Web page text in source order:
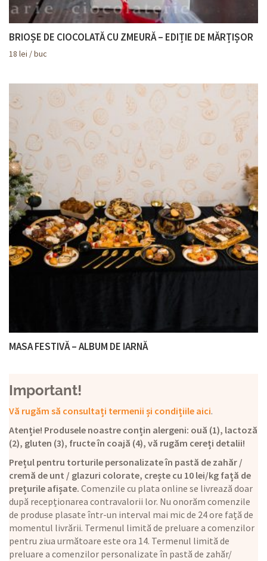
BRIOȘE DE CIOCOLATĂ CU ZMEURĂ – EDIȚIE DE MĂRȚIȘOR
18 lei / buc
MASA FESTIVĂ – ALBUM DE IARNĂ
Important!
Vă rugăm să consultați termenii și condițiile aici.
Atenție! Produsele noastre conțin alergeni: ouă (1), lactoză
(2), gluten (3), fructe în coajă (4), vă rugăm cereți detalii!
Prețul pentru torturile personalizate în pastă de zahăr /
cremă de unt / glazuri colorate, crește cu 10 lei/kg față de
prețurile afișate. Comenzile cu plata online se livrează doar
după recepționarea contravalorii lor. Nu onorăm comenzile
de produse plasate într-un interval mai mic de 24 ore față de
momentul livrării. Termenul limită de preluare a comenzilor
pentru ziua următoare este ora 14. Termenul limită de
preluare a comenzilor personalizate în pastă de zahăr/